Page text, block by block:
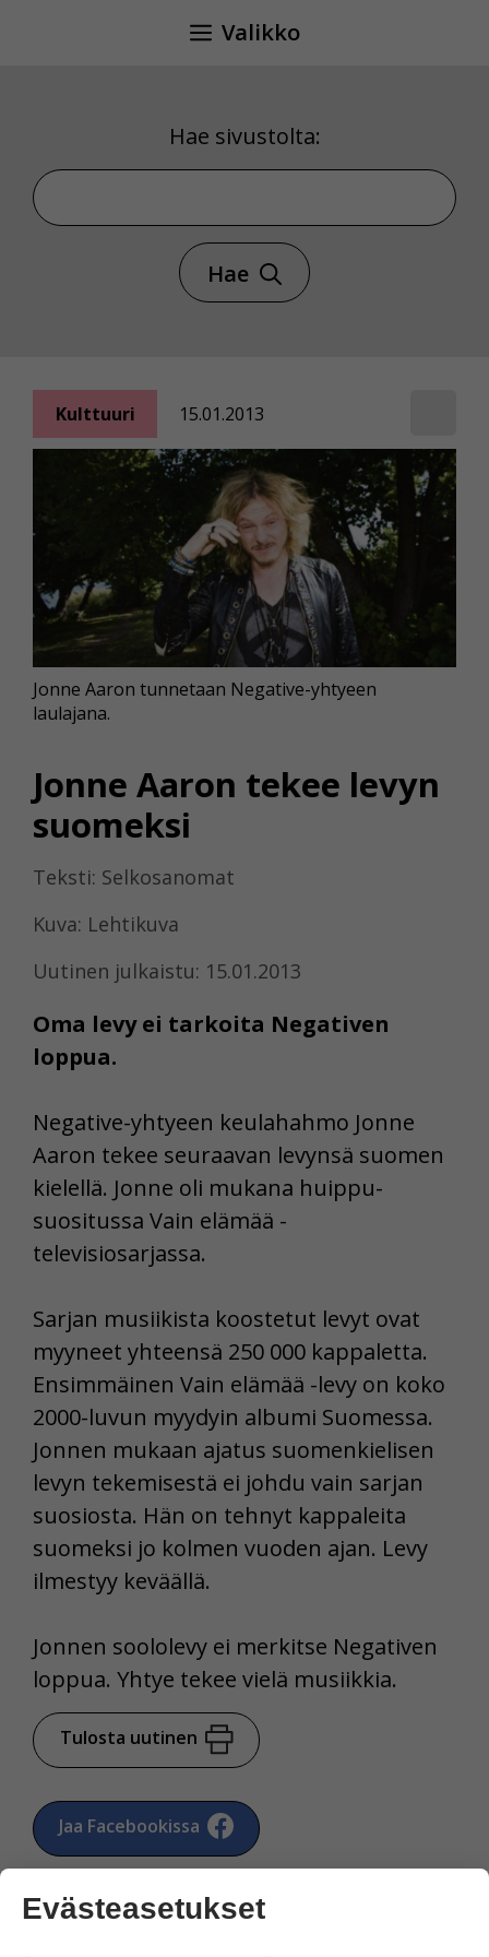
Valikko
Hae sivustolta:
Hae sivustolta
Hae
Kulttuuri 15.01.2013
Jonne Aaron tekee levyn
suomeksi
Teksti: Selkosanomat
Kuva: Lehtikuva
Uutinen julkaistu: 15.01.2013
Oma levy ei tarkoita Negativen
loppua.
Jonne Aaron tunnetaan Negative-yhtyeen
laulajana.
Negative-yhtyeen keulahahmo Jonne
Aaron tekee seuraavan levynsä suomen
kielellä. Jonne oli mukana huippu-
suositussa Vain elämää -
televisiosarjassa.
Sarjan musiikista koostetut levyt ovat
myyneet yhteensä 250 000 kappaletta.
Ensimmäinen Vain elämää -levy on koko
2000-luvun myydyin albumi Suomessa.
Jonnen mukaan ajatus suomenkielisen
levyn tekemisestä ei johdu vain sarjan
suosiosta. Hän on tehnyt kappaleita
suomeksi jo kolmen vuoden ajan. Levy
ilmestyy keväällä.
Jonnen soololevy ei merkitse Negativen
loppua. Yhtye tekee vielä musiikkia.
Tulosta uutinen
Jaa Facebookissa
Evästeasetukset